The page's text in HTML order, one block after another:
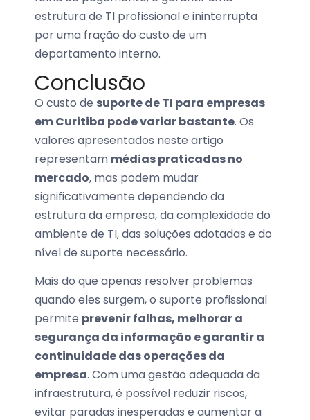
estrutura de TI profissional e ininterrupta
por uma fração do custo de um
departamento interno.
Conclusão
O custo de suporte de TI para empresas
em Curitiba pode variar bastante. Os
valores apresentados neste artigo
representam médias praticadas no
mercado, mas podem mudar
significativamente dependendo da
estrutura da empresa, da complexidade do
ambiente de TI, das soluções adotadas e do
nível de suporte necessário.
Mais do que apenas resolver problemas
quando eles surgem, o suporte profissional
permite prevenir falhas, melhorar a
segurança da informação e garantir a
continuidade das operações da
empresa. Com uma gestão adequada da
infraestrutura, é possível reduzir riscos,
evitar paradas inesperadas e aumentar a